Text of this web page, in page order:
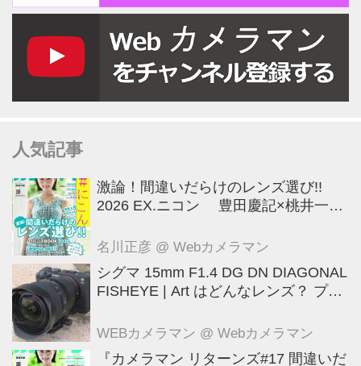
人気記事
激論！間違いだらけのレンズ選び!!
2026 EX.ニコン 豊田慶記×桃井一至
名川正彦 @ Webカメラマン
シグマ 15mm F1.4 DG DN DIAGONAL
FISHEYE | Art はどんなレンズ？ プロ
WEBカメラマン @ Webカメラマン
『カメラマン リターンズ#17 間違いだ